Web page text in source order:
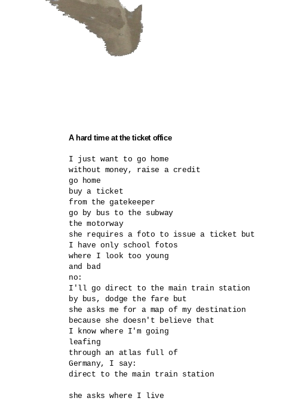
A hard time at the ticket office
I just want to go home
without money, raise a credit
go home
buy a ticket
from the gatekeeper
go by bus to the subway
the motorway
she requires a foto to issue a ticket but
I have only school fotos
where I look too young
and bad
no:
I'll go direct to the main train station
by bus, dodge the fare but
she asks me for a map of my destination
because she doesn't believe that
I know where I'm going
leafing
through an atlas full of
Germany, I say:
direct to the main train station
she asks where I live